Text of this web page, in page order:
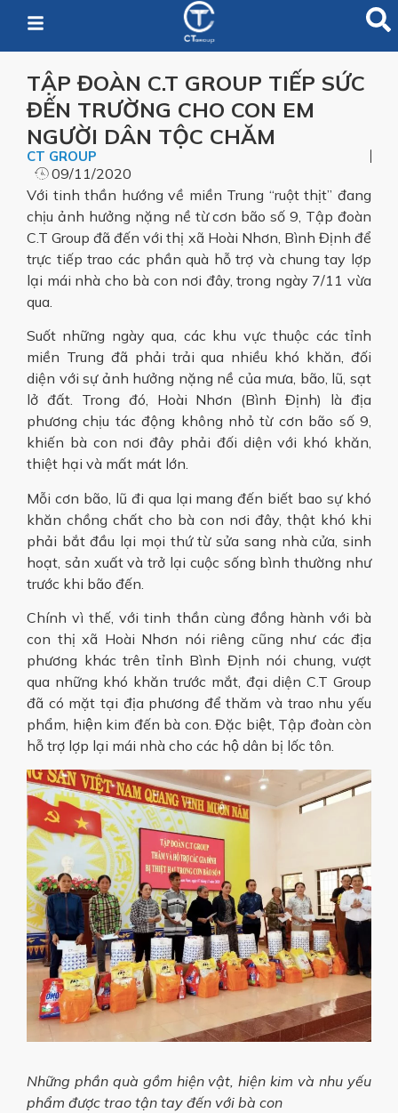
TẬP ĐOÀN C.T GROUP TIẾP SỨC
ĐẾN TRƯỜNG CHO CON EM
NGƯỜI DÂN TỘC CHĂM
CT GROUP
09/11/2020
Với tinh thần hướng về miền Trung “ruột thịt” đang
chịu ảnh hưởng nặng nề từ cơn bão số 9, Tập đoàn
C.T Group đã đến với thị xã Hoài Nhơn, Bình Định để
trực tiếp trao các phần quà hỗ trợ và chung tay lợp
lại mái nhà cho bà con nơi đây, trong ngày 7/11 vừa
qua.
Suốt những ngày qua, các khu vực thuộc các tỉnh
miền Trung đã phải trải qua nhiều khó khăn, đối
diện với sự ảnh hưởng nặng nề của mưa, bão, lũ, sạt
lở đất. Trong đó, Hoài Nhơn (Bình Định) là địa
phương chịu tác động không nhỏ từ cơn bão số 9,
khiến bà con nơi đây phải đối diện với khó khăn,
thiệt hại và mất mát lớn.
Mỗi cơn bão, lũ đi qua lại mang đến biết bao sự khó
khăn chồng chất cho bà con nơi đây, thật khó khi
phải bắt đầu lại mọi thứ từ sửa sang nhà cửa, sinh
hoạt, sản xuất và trở lại cuộc sống bình thường như
trước khi bão đến.
Chính vì thế, với tinh thần cùng đồng hành với bà
con thị xã Hoài Nhơn nói riêng cũng như các địa
phương khác trên tỉnh Bình Định nói chung, vượt
qua những khó khăn trước mắt, đại diện C.T Group
đã có mặt tại địa phương để thăm và trao nhu yếu
phẩm, hiện kim đến bà con. Đặc biệt, Tập đoàn còn
hỗ trợ lợp lại mái nhà cho các hộ dân bị lốc tôn.
Những phần quà gồm hiện vật, hiện kim và nhu yếu
phẩm được trao tận tay đến với bà con